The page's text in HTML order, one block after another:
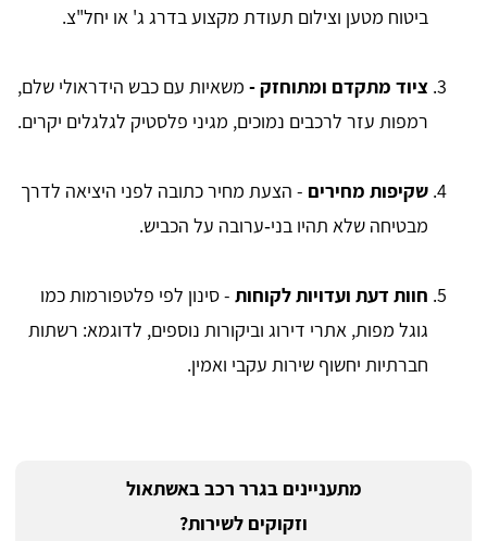
ביטוח מטען וצילום תעודת מקצוע בדרג ג' או יחל"צ.
ציוד מתקדם ומתוחזק - משאיות עם כבש הידראולי שלם,
רמפות עזר לרכבים נמוכים, מגיני פלסטיק לגלגלים יקרים.
שקיפות מחירים - הצעת מחיר כתובה לפני היציאה לדרך
מבטיחה שלא תהיו בני‑ערובה על הכביש.
חוות דעת ועדויות לקוחות - סינון לפי פלטפורמות כמו
גוגל מפות, אתרי דירוג וביקורות נוספים, לדוגמא: רשתות
חברתיות יחשוף שירות עקבי ואמין.
מתעניינים בגרר רכב באשתאול
וזקוקים לשירות?